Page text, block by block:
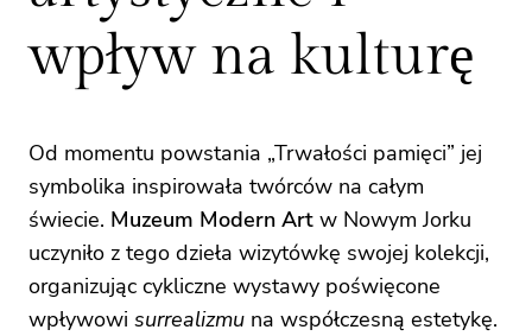
wpływ na kulturę
Od momentu powstania „Trwałości pamięci” jej
symbolika inspirowała twórców na całym
świecie. Muzeum Modern Art w Nowym Jorku
uczyniło z tego dzieła wizytówkę swojej kolekcji,
organizując cykliczne wystawy poświęcone
wpływowi surrealizmu na współczesną estetykę.